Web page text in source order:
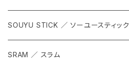
SOUYU STICK ／ ソーユースティック
SRAM ／ スラム